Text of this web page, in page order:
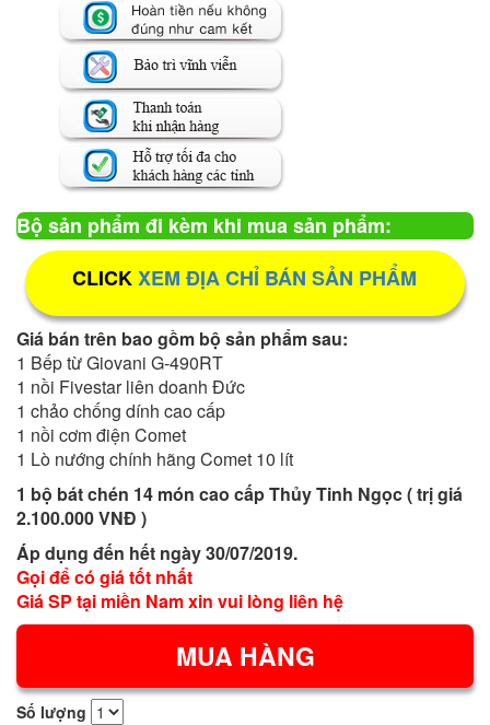
Bộ sản phẩm đi kèm khi mua sản phẩm:
CLICKXEM ĐỊA CHỈ BÁN SẢN PHẨM
Giá bán trên bao gồm bộ sản phẩm sau:
1 Bếp từ Giovani G-490RT
1 nồi Fivestar liên doanh Đức
1 chảo chống dính cao cấp
1 nồi cơm điện Comet
1 Lò nướng chính hãng Comet 10 lít
1 bộ bát chén 14 món cao cấp Thủy Tinh Ngọc ( trị giá
2.100.000 VNĐ )
Áp dụng đến hết ngày 30/07/2019.
Gọi để có giá tốt nhất
Giá SP tại miền Nam xin vui lòng liên hệ
Số lượng